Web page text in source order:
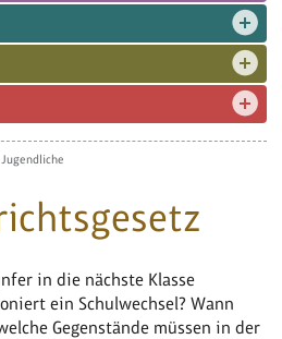
in die nächste Klasse
ein Schulwechsel? Wann
Gegenstände müssen in der